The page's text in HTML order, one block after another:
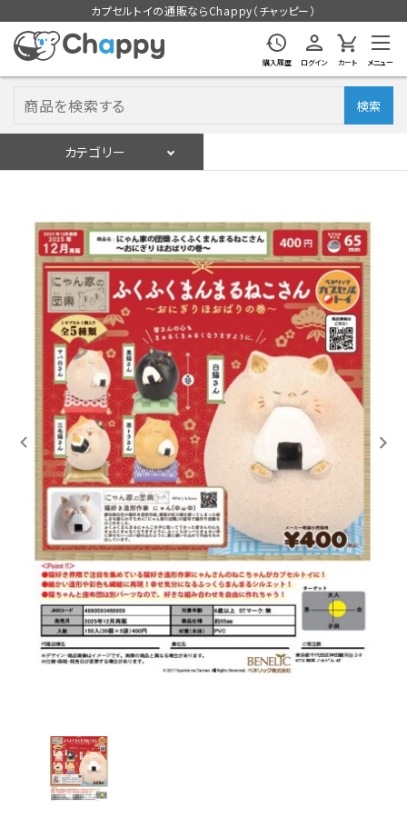
カプセルトイの通販ならChappy（チャッピー）
購入履歴 ログイン カート メニュー
検索
カテゴリー
入荷スケジュールをチェック
カプセルトイマシン本体
カプセルトイ
販促用空カプセル
レンタル
景品・玩具・文具
販促用カプセルトイ
よくあるご質問
ご利用ガイド
06-6282-7659